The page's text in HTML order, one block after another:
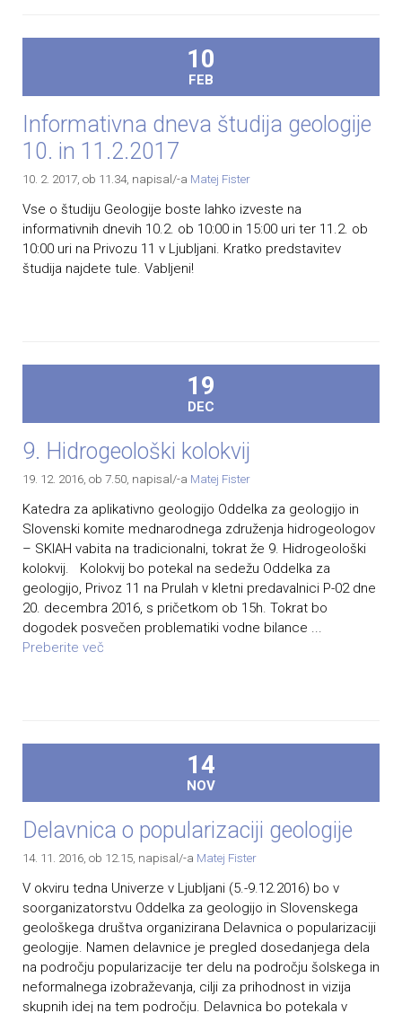
10
FEB
Informativna dneva študija geologije
10. in 11.2.2017
10. 2. 2017, ob 11.34, napisal/-a Matej Fister
Vse o študiju Geologije boste lahko izveste na
informativnih dnevih 10.2. ob 10:00 in 15:00 uri ter 11.2. ob
10:00 uri na Privozu 11 v Ljubljani. Kratko predstavitev
študija najdete tule. Vabljeni!
19
DEC
9. Hidrogeološki kolokvij
19. 12. 2016, ob 7.50 , napisal/-a Matej Fister
Katedra za aplikativno geologijo Oddelka za geologijo in
Slovenski komite mednarodnega združenja hidrogeologov
– SKIAH vabita na tradicionalni, tokrat že 9. Hidrogeološki
kolokvij. Kolokvij bo potekal na sedežu Oddelka za
geologijo, Privoz 11 na Prulah v kletni predavalnici P-02 dne
20. decembra 2016, s pričetkom ob 15h. Tokrat bo
dogodek posvečen problematiki vodne bilance ...
Preberite več
14
NOV
Delavnica o popularizaciji geologije
14. 11. 2016, ob 12.15 , napisal/-a Matej Fister
V okviru tedna Univerze v Ljubljani (5.-9.12.2016) bo v
soorganizatorstvu Oddelka za geologijo in Slovenskega
geološkega društva organizirana Delavnica o popularizaciji
geologije. Namen delavnice je pregled dosedanjega dela
na področju popularizacije ter delu na področju šolskega in
neformalnega izobraževanja, cilji za prihodnost in vizija
skupnih idej na tem področju. Delavnica bo potekala v